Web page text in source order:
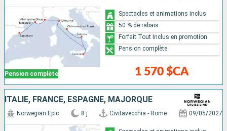
Pension complète 1 570 $CA
Spectacles et animations inclus
50 % de rabais
Forfait Tout Inclus en promotion
Pension complète
ITALIE, FRANCE, ESPAGNE, MAJORQUE
Norwegian Epic 8 j Civitavecchia - Rome 09/05/2027